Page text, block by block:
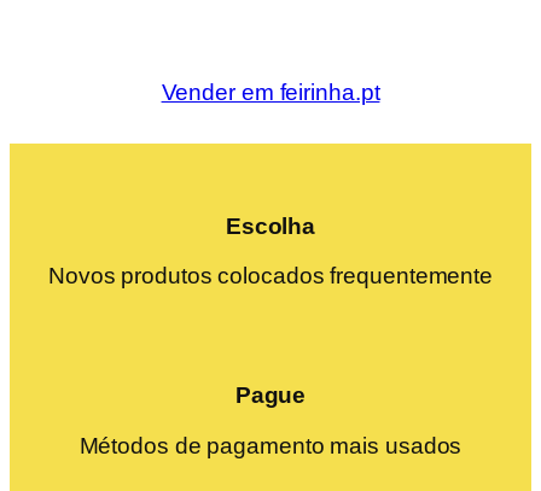
Vender em feirinha.pt
Escolha
Novos produtos colocados frequentemente
Pague
Métodos de pagamento mais usados